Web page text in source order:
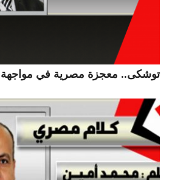
توشكى.. معجزة مصرية في مواجهة